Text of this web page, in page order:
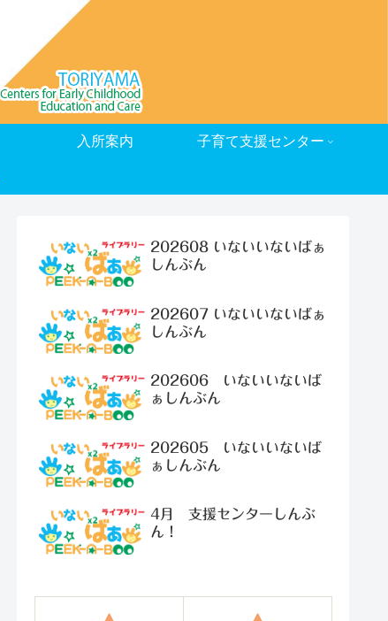
入所案内 子育て支援センター
202608 いないいないばぁ
しんぶん
202607 いないいないばぁ
しんぶん
202606 いないいないば
ぁしんぶん
202605 いないいないば
ぁしんぶん
4月 支援センターしんぶ
ん！